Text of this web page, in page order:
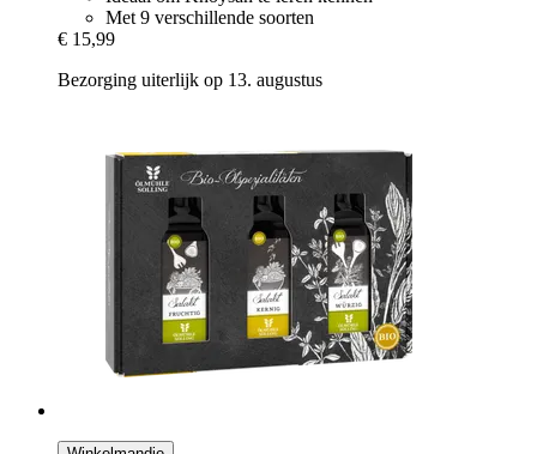
Met 9 verschillende soorten
€ 15,99
Bezorging uiterlijk op 13. augustus